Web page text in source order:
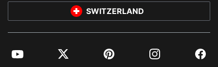
SWITZERLAND
YouTube Twitter Pinterest Instagram